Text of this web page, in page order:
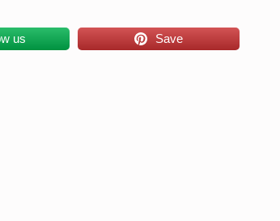
us Save